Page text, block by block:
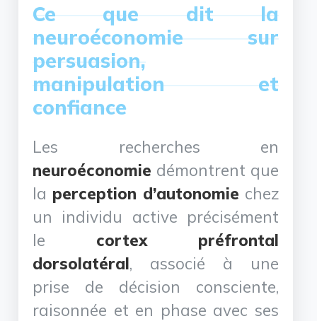
Ce que dit la
neuroéconomie sur
persuasion,
manipulation et
confiance
Les recherches en
neuroéconomie démontrent que
la perception d’autonomie chez
un individu active précisément
le cortex préfrontal
dorsolatéral, associé à une
prise de décision consciente,
raisonnée et en phase avec ses